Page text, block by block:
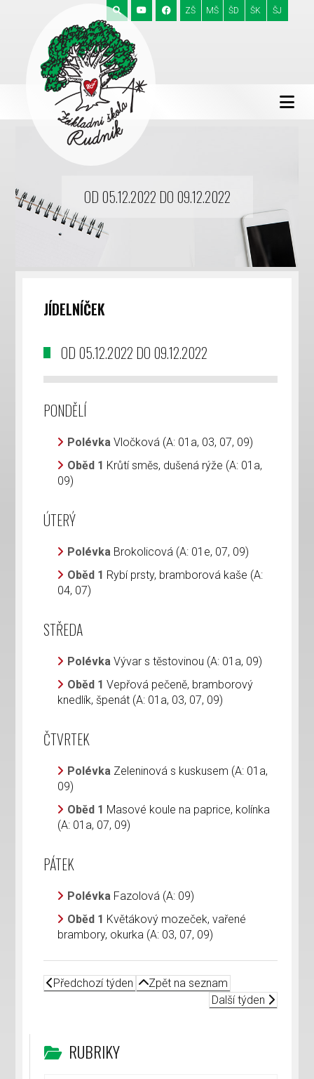
ZŠ MŠ ŠD ŠK ŠJ
OD 05.12.2022 DO 09.12.2022
JÍDELNÍČEK
OD 05.12.2022 DO 09.12.2022
PONDĚLÍ
PolévkaVločková (A: 01a, 03, 07, 09)
Oběd 1 Krůtí směs, dušená rýže (A: 01a,
09)
ÚTERÝ
Polévka Brokolicová (A: 01e, 07, 09)
Oběd 1 Rybí prsty, bramborová kaše (A:
04, 07)
STŘEDA
PolévkaVývar s těstovinou (A: 01a, 09)
Oběd 1Vepřová pečeně, bramborový
knedlík, špenát (A: 01a, 03, 07, 09)
ČTVRTEK
Polévka Zeleninová s kuskusem (A: 01a,
09)
Oběd 1 Masové koule na paprice, kolínka
(A: 01a, 07, 09)
PÁTEK
Polévka Fazolová (A: 09)
Oběd 1 Květákový mozeček, vařené
brambory, okurka (A: 03, 07, 09)
Předchozí týden
Zpět na seznam
Další týden
RUBRIKY